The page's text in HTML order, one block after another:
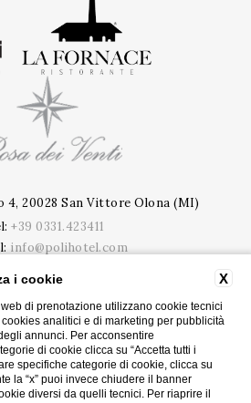
20028 San Vittore Olona (MI)
+39 0331.423411
info@polihotel.com
CONTATTI
DATI SOCIETARI
AZIENDE
ACCESSIBILITY
X
i cookie
di prenotazione utilizzano cookie tecnici
analitici e di marketing per pubblicità
annunci. Per acconsentire
di cookie clicca su “Accetta tutti i
specifiche categorie di cookie, clicca su
la “x” puoi invece chiudere il banner
diversi da quelli tecnici. Per riaprire il